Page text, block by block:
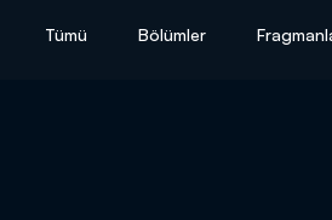
Tümü Bölümler